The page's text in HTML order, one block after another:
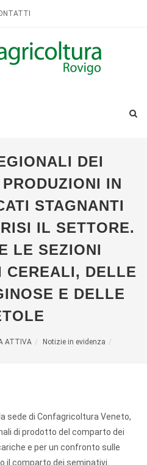
DEI
IN
STAGNANTI
IL SETTORE.
LE SEZIONI
CEREALI, DELLE
E DELLE
ATTIVA Notizie in evidenza
sede di Confagricoltura Veneto,
di prodotto del comparto dei
e per un confronto sulle
il comparto dei seminativi.